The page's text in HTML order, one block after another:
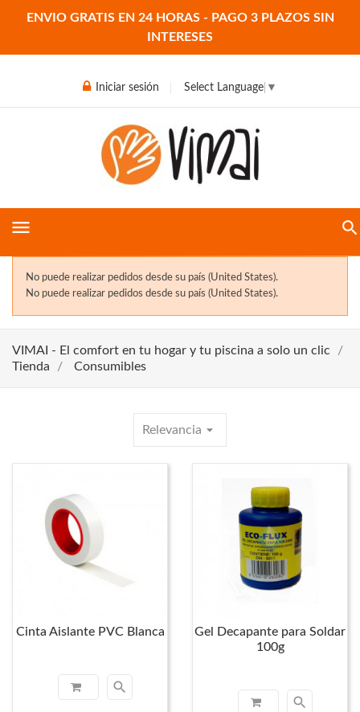
ENVIO GRATIS EN 24 HORAS - PAGO 3 PLAZOS SIN
INTERESES
Iniciar sesión Select Language ▼
menu
No puede realizar pedidos desde su país (United States).
No puede realizar pedidos desde su país (United States).
VIMAI - El comfort en tu hogar y tu piscina a solo un clic
Tienda
Consumibles
Relevancia arrow_drop_down
Cinta Aislante PVC Blanca
search
Gel Decapante para Soldar
100g
search